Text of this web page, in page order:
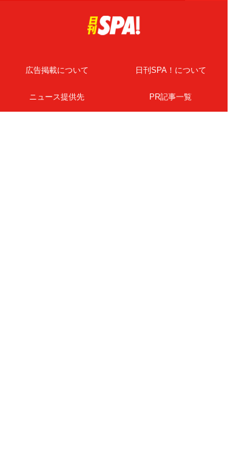
広告掲載について 日刊SPA！について
ニュース提供先 PR記事一覧